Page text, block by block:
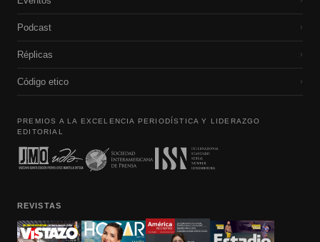
Podcast ›
Réplicas ›
Código etico ›
PREMIOS A LA EXCELENCIA PERIODÍSTICA Y LIDERAZGO
EDITORIAL
REVISTAS